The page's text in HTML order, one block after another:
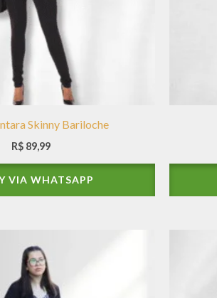
Skinny Bariloche
R$89,99
VIA WHATSAPP